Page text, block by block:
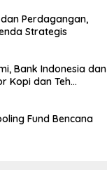
Perdagangan,
Strategis
Bank Indonesia dan
Kopi dan Teh
Fund Bencana